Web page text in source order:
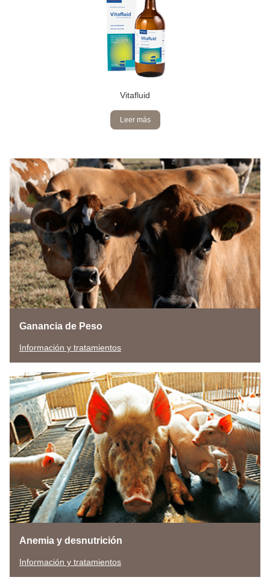
Vitafluid
Leer más
Ganancia de Peso
Información y tratamientos
Anemia y desnutrición
Información y tratamientos